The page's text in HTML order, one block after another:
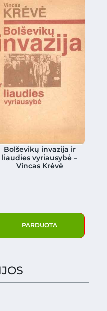
Bolševikų invazija ir
liaudies vyriausybė –
Vincas Krėvė
PARDUOTA